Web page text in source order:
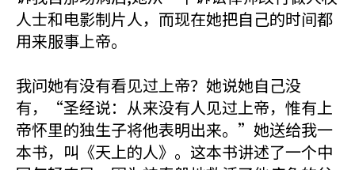
人士和电影制片人，而现在她把自己的时间都
用来服事上帝。
我问她有没有看见过上帝？她说她自己没
有，“圣经说：从来没有人见过上帝，惟有上
帝怀里的独生子将他表明出来。”她送给我一
本书，叫《天上的人》。这本书讲述了一个中